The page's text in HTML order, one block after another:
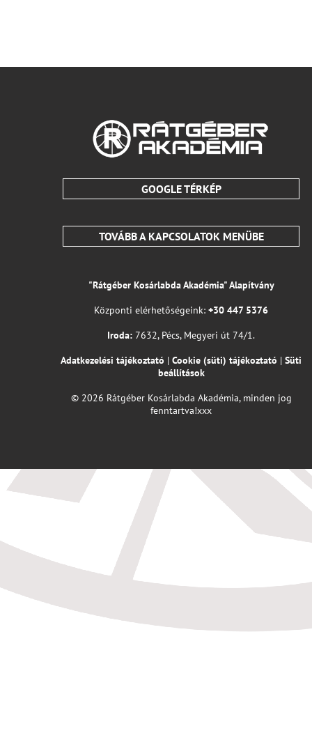
GOOGLE TÉRKÉP
TOVÁBB A KAPCSOLATOK MENÜBE
"Rátgéber Kosárlabda Akadémia" Alapítvány
Központi elérhetőségeink: +30 447 5376
Iroda: 7632, Pécs, Megyeri út 74/1.
Adatkezelési tájékoztató | Cookie (süti) tájékoztató | Süti
beállítások
© 2026 Rátgéber Kosárlabda Akadémia, minden jog
fenntartva!xxx